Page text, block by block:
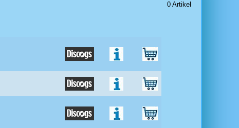
0 Artikel